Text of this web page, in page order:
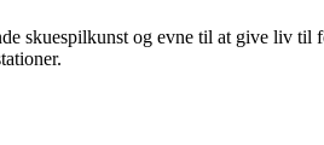
skuespilkunst og evne til at give liv til